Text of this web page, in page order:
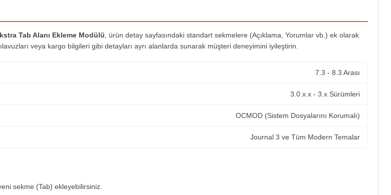
Tab Alanı Ekleme Modülü , ürün detay sayfasındaki standart sekmelere (Açıklama, Yorumlar vb.) ek olarak
veya kargo bilgileri gibi detayları ayrı alanlarda sunarak müşteri deneyimini iyileştirin.
7.3 - 8.3 Arası
3.0.x.x - 3.x Sürümleri
OCMOD (Sistem Dosyalarını Korumalı)
Journal 3 ve Tüm Modern Temalar
sekme (Tab) ekleyebilirsiniz.